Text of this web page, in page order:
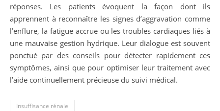
réponses. Les patients évoquent la façon dont ils
apprennent à reconnaître les signes d’aggravation comme
l’enflure, la fatigue accrue ou les troubles cardiaques liés à
une mauvaise gestion hydrique. Leur dialogue est souvent
ponctué par des conseils pour détecter rapidement ces
symptômes, ainsi que pour optimiser leur traitement avec
l’aide continuellement précieuse du suivi médical.
Insuffisance rénale